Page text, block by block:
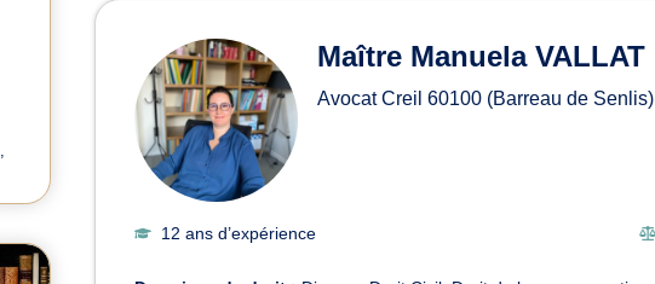
Avocats à Creil
Maître Manuela VALLAT
Avocat Creil 60100 (Barreau de Senlis)
12 ans d’expérience